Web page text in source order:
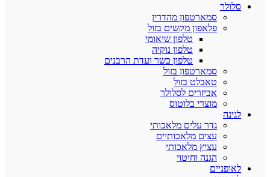
סלולר
סמארטפון מהדרין
פלאפון מקשים בזול
טלפון שיאומי
טלפון נוקיה
טלפון כשר ועדת הרבנים
סמארטפון בזול
טאבלט בזול
אביזרים לסלולר
מוצרי בלוטוס
לגינה
גדר עלים מלאכותי
עצים מלאכותיים
עציץ מלאכותי
הגנה וחיטוי
לאופניים